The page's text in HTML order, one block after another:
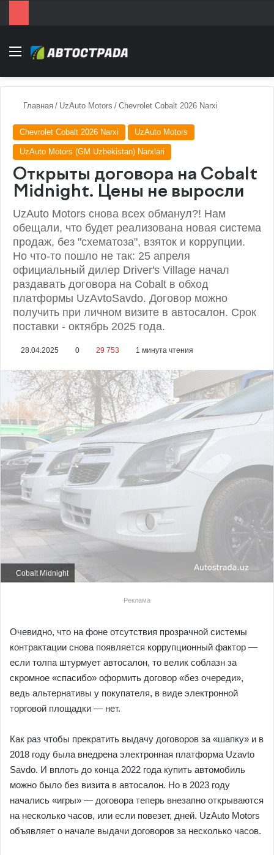
Menu
Главная / UzAuto Motors / Chevrolet Cobalt 2026 Narxi
Chevrolet Cobalt 2026 Narxi UzAuto Motors
UzAuto Motors (GM Uzbekistan) Narxlari
Открыты договора на Cobalt
Midnight. Цены не выросли
UzAuto Motors снова всех обманул?! Нам
обещали, что будет реализована новая система
продаж, без "схематоза", взяток и коррупции.
Но что-то пошло не так: 25 апреля
официальный дилер Driver's Village начал
раздавать договора на Cobalt в обход
платформы UzAvtoSavdo. Договор можно
получить при личном визите в автосалон. Срок
поставки - октябрь 2025 года.
28.04.2025 0 29 753 1 минута чтения
Cobalt Midnight
Реклама
Очевидно, что на фоне отсутствия прозрачной системы
контрактации снова появляется коррупционный фактор —
если толпа штурмует автосалон, то велик соблазн за
скромное «спасибо» оформить договор «без очереди»,
ведь альтернативы у покупателя, в виде электронной
торговой площадки — нет.
Как раз чтобы прекратить выдачу договоров за «шапку» и в
2018 году была внедрена электронная платформа Uzavto
Savdo. И вплоть до конца 2022 года купить автомобиль
можно было без визита в автосалон. Но в 2023 году
начались «игры» — договора теперь внезапно открываются
на несколько часов, или если повезет, дней. UzAuto Motors
объявляет о начале выдачи договоров за несколько часов.